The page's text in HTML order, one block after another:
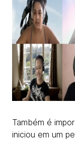
Também é
iniciou em um